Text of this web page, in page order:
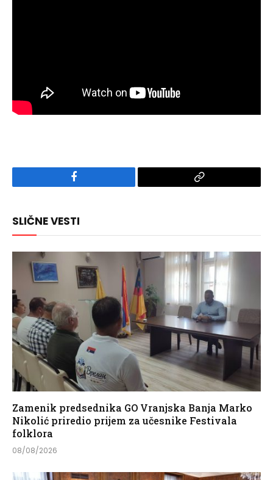
Facebook
Copy
SLIČNE VESTI
Zamenik predsednika GO Vranjska Banja Marko
Nikolić priredio prijem za učesnike Festivala
folklora
08/08/2026